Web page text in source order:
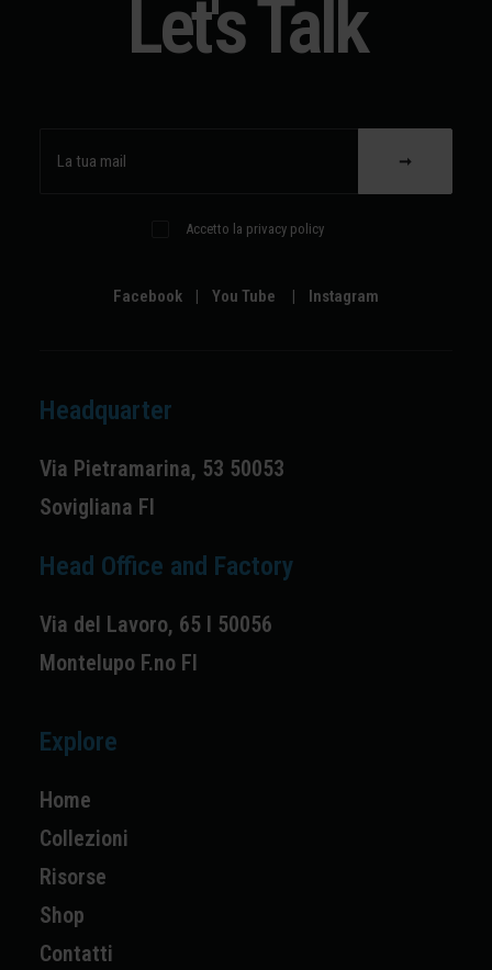
Let's Talk
Accetto la privacy policy
Facebook | You Tube | Instagram
Headquarter
Via Pietramarina, 53 50053
Sovigliana FI
Head Office and Factory
Via del Lavoro, 65 I 50056
Montelupo F.no FI
Explore
Home
Collezioni
Risorse
Shop
Contatti